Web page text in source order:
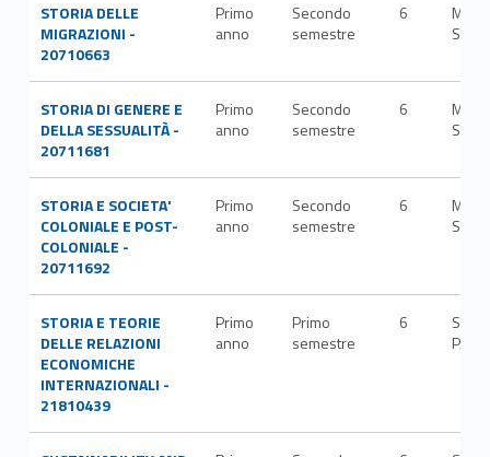
STORIA DELLE
MIGRAZIONI -
20710663
Primo
anno
Secondo
semestre
6
M-
STORIA DI GENERE E
DELLA SESSUALITÀ -
20711681
Primo
anno
Secondo
semestre
6
M-
STORIA E SOCIETA'
COLONIALE E POST-
COLONIALE -
20711692
Primo
anno
Secondo
semestre
6
M-
STORIA E TEORIE
DELLE RELAZIONI
ECONOMICHE
INTERNAZIONALI -
21810439
Primo
anno
Primo
semestre
6
SECS-
P/04